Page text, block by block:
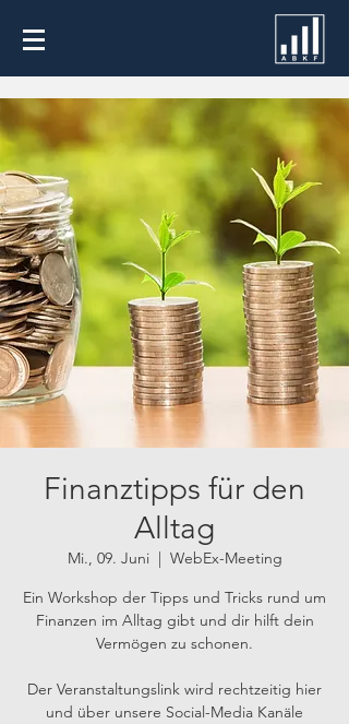
Finanztipps für den
Alltag
Mi., 09. Juni
  |
WebEx-Meeting
Ein Workshop der Tipps und Tricks rund um
Finanzen im Alltag gibt und dir hilft dein
Vermögen zu schonen.
Der Veranstaltungslink wird rechtzeitig hier
und über unsere Social-Media Kanäle